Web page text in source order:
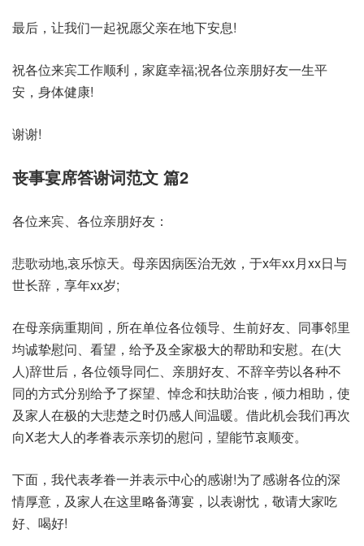
最后，让我们一起祝愿父亲在地下安息!
祝各位来宾工作顺利，家庭幸福;祝各位亲朋好友一生平
安，身体健康!
谢谢!
丧事宴席答谢词范文 篇2
各位来宾、各位亲朋好友：
悲歌动地,哀乐惊天。母亲因病医治无效，于x年xx月xx日与
世长辞，享年xx岁;
在母亲病重期间，所在单位各位领导、生前好友、同事邻里
均诚挚慰问、看望，给予及全家极大的帮助和安慰。在(大
人)辞世后，各位领导同仁、亲朋好友、不辞辛劳以各种不
同的方式分别给予了探望、悼念和扶助治丧，倾力相助，使
及家人在极的大悲楚之时仍感人间温暖。借此机会我们再次
向X老大人的孝眷表示亲切的慰问，望能节哀顺变。
下面，我代表孝眷一并表示中心的感谢!为了感谢各位的深
情厚意，及家人在这里略备薄宴，以表谢忱，敬请大家吃
好、喝好!